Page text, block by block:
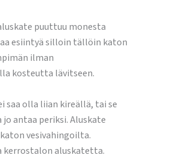
puuttuu monesta
esiintyä silloin tällöin katon
ilman
kosteutta lävitseen.
olla liian kireällä, tai se
antaa periksi. Aluskate
vesivahingoilta.
kerrostalon aluskatetta.